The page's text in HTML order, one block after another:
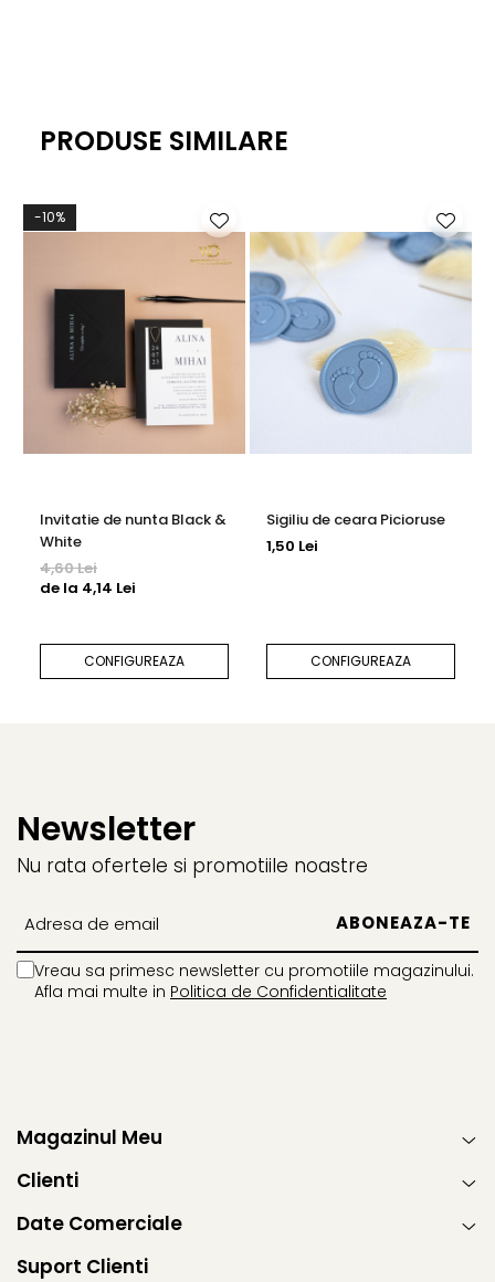
PRODUSE SIMILARE
-10%
Invitatie de nunta Black &
White
4,60 Lei
de la 4,14 Lei
CONFIGUREAZA
Sigiliu de ceara Picioruse
1,50 Lei
CONFIGUREAZA
Newsletter
Nu rata ofertele si promotiile noastre
Vreau sa primesc newsletter cu promotiile magazinului.
Afla mai multe in Politica de Confidentialitate
Magazinul Meu
Clienti
Date Comerciale
Suport Clienti